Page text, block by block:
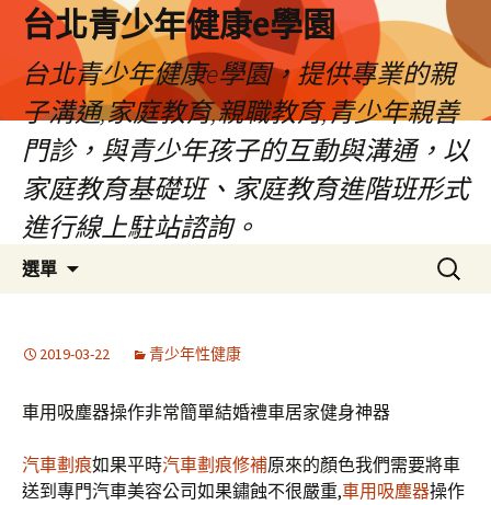
台北青少年健康e學園
台北青少年健康e學園，提供專業的親
子溝通,家庭教育,親職教育,青少年親善
門診，與青少年孩子的互動與溝通，以
家庭教育基礎班、家庭教育進階班形式
進行線上駐站諮詢。
選單
搜
尋
2019-03-22 青少年性健康
車用吸塵器操作非常簡單結婚禮車居家健身神器
汽車劃痕如果平時汽車劃痕修補原來的顏色我們需要將車
送到專門汽車美容公司如果鏽蝕不很嚴重,車用吸塵器操作